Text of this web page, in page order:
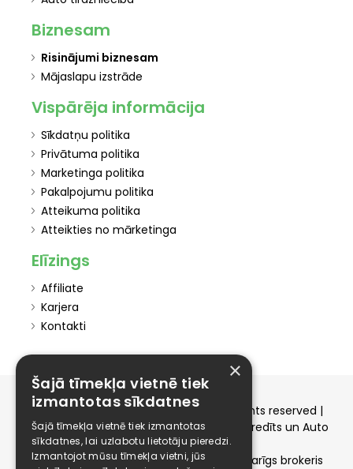
Biznesam
Risinājumi biznesam
Mājaslapu izstrāde
Vispārēja informācija
Sīkdatņu politika
Privātuma politika
Marketinga politika
Pakalpojumu politika
Atteikuma politika
Atteikties no mārketinga
Elīzings
Affiliate
Karjera
Kontakti
Copyright © 2015-2026 elizings.lv | All rights reserved |
elizings - Kredītu salīdzināšana, Patēriņa kredīts un Auto
līzings
SIA ELIZINGS.LV - pilnvaru apjoms - neatkarīgs brokeris
×
Šajā tīmekļa vietnē tiek
izmantotas sīkdatnes
Šajā tīmekļa vietnē tiek izmantotas
sīkdatnes, lai uzlabotu lietotāju pieredzi.
Izmantojot mūsu tīmekļa vietni, jūs